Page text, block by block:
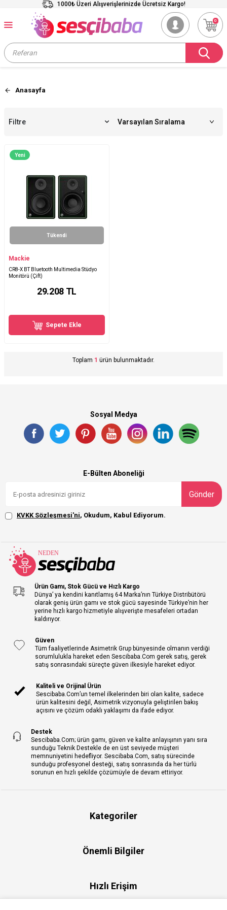
1000₺ Üzeri Alışverişlerinizde Ücretsiz Kargo!
0
Anasayfa
Filtre
Yeni
Tükendi
Mackie
CR8-X BT Bluetooth Multimedia Stüdyo
Monitörü (Çift)
29.208TL
Sepete Ekle
Toplam 1 ürün bulunmaktadır.
Sosyal Medya
E-Bülten Aboneliği
Gönder
KVKK Sözleşmesi'ni, Okudum, Kabul Ediyorum.
Ürün Gamı, Stok Gücü ve Hızlı Kargo
Dünya’ ya kendini kanıtlamış 64 Marka’nın Türkiye Distribütörü
olarak geniş ürün gamı ve stok gücü sayesinde Türkiye’nin her
yerine hızlı kargo hizmetiyle alışverişte mesafeleri ortadan
kaldırıyor.
Güven
Tüm faaliyetlerinde Asimetrik Grup bünyesinde olmanın verdiği
sorumlulukla hareket eden Sescibaba.Com gerek satış, gerek
satış sonrasındaki süreçte güven ilkesiyle hareket ediyor.
Kaliteli ve Orijinal Ürün
Sescibaba.Com’un temel ilkelerinden biri olan kalite, sadece
ürün kalitesini değil, Asimetrik vizyonuyla geliştirilen bakış
açısını ve çözüm odaklı yaklaşımı da ifade ediyor.
Destek
Sescibaba.Com; ürün gamı, güven ve kalite anlayışının yanı sıra
sunduğu Teknik Destekle de en üst seviyede müşteri
memnuniyetini hedefliyor. Sescibaba.Com, satış sürecinde
sunduğu profesyonel desteği, satış sonrasında da her türlü
sorunun en hızlı şekilde çözümüyle de devam ettiriyor.
Kategoriler
Önemli Bilgiler
Hızlı Erişim